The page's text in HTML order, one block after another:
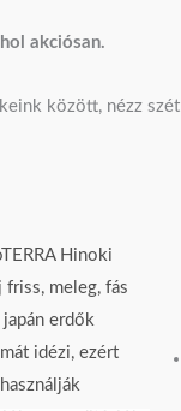
akciósan.
között, nézz szét